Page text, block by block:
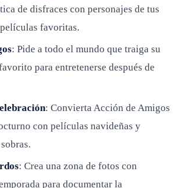
de disfraces con personajes de tus
favoritas.
: Pide a todo el mundo que traiga su
para entretenerse después de
: Convierta Acción de Amigos
con películas navideñas y
: Crea una zona de fotos con
para documentar la